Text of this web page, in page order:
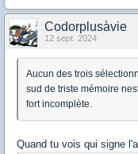
Codorplusàvie
12 sept. 2024
Aucun des trois
sud de triste mémoire
fort incomplète.
Quand tu vois qui signe